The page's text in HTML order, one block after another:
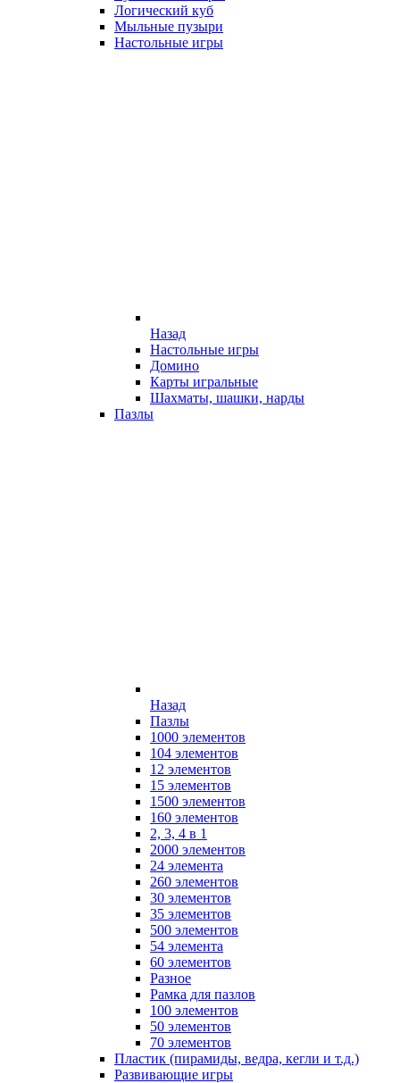
Логический куб
Мыльные пузыри
Настольные игры
Назад
Настольные игры
Домино
Карты игральные
Шахматы, шашки, нарды
Пазлы
Назад
Пазлы
1000 элементов
104 элементов
12 элементов
15 элементов
1500 элементов
160 элементов
2, 3, 4 в 1
2000 элементов
24 элемента
260 элементов
30 элементов
35 элементов
500 элементов
54 элемента
60 элементов
Разное
Рамка для пазлов
100 элементов
50 элементов
70 элементов
Пластик (пирамиды, ведра, кегли и т.д.)
Развивающие игры